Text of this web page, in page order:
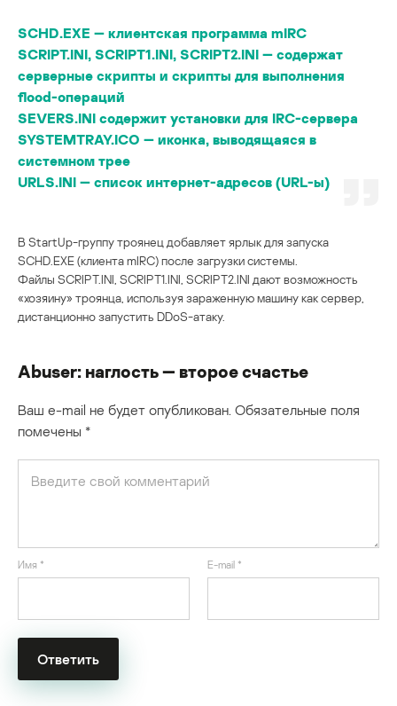
SCHD.EXE — клиентская программа mIRC
SCRIPT.INI, SCRIPT1.INI, SCRIPT2.INI — содержат
серверные скрипты и скрипты для выполнения
flood-операций
SEVERS.INI содержит установки для IRC-сервера
SYSTEMTRAY.ICO — иконка, выводящаяся в
системном трее
URLS.INI — список интернет-адресов (URL-ы)
В StartUp-группу троянец добавляет ярлык для запуска
SCHD.EXE (клиента mIRC) после загрузки системы.
Файлы SCRIPT.INI, SCRIPT1.INI, SCRIPT2.INI дают возможность
«хозяину» троянца, используя зараженную машину как сервер,
дистанционно запустить DDoS-атаку.
Abuser: наглость — второе счастье
Ваш e-mail не будет опубликован. Обязательные поля
помечены *
Имя * E-mail *